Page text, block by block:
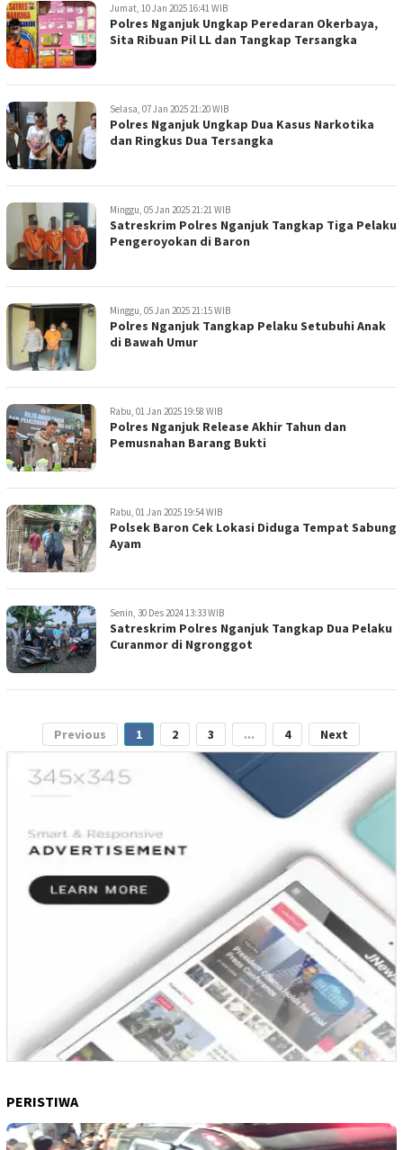
Jumat, 10 Jan 2025 16:41 WIB
Polres Nganjuk Ungkap Peredaran Okerbaya,
Sita Ribuan Pil LL dan Tangkap Tersangka
Selasa, 07 Jan 2025 21:20 WIB
Polres Nganjuk Ungkap Dua Kasus Narkotika
dan Ringkus Dua Tersangka
Minggu, 05 Jan 2025 21:21 WIB
Satreskrim Polres Nganjuk Tangkap Tiga Pelaku
Pengeroyokan di Baron
Minggu, 05 Jan 2025 21:15 WIB
Polres Nganjuk Tangkap Pelaku Setubuhi Anak
di Bawah Umur
Rabu, 01 Jan 2025 19:58 WIB
Polres Nganjuk Release Akhir Tahun dan
Pemusnahan Barang Bukti
Rabu, 01 Jan 2025 19:54 WIB
Polsek Baron Cek Lokasi Diduga Tempat Sabung
Ayam
Senin, 30 Des 2024 13:33 WIB
Satreskrim Polres Nganjuk Tangkap Dua Pelaku
Curanmor di Ngronggot
Previous 1 2 3 ... 4 Next
PERISTIWA